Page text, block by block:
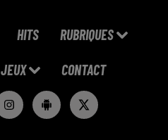
HITS RUBRIQUES
JEUX CONTACT